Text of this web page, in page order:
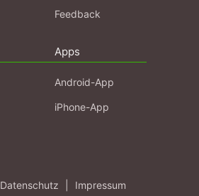
Feedback
Apps
Android-App
iPhone-App
Datenschutz Impressum